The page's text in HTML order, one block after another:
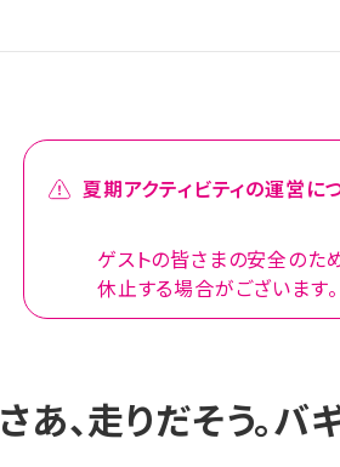
夏期アクティビティの運営に
ゲストの皆さまの安全のた
休止する場合がございます。
さあ、走りだそう。バ